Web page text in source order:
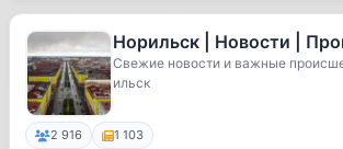
Норильск | Новости |
Свежие новости и важные
ильск
2 916 1 103